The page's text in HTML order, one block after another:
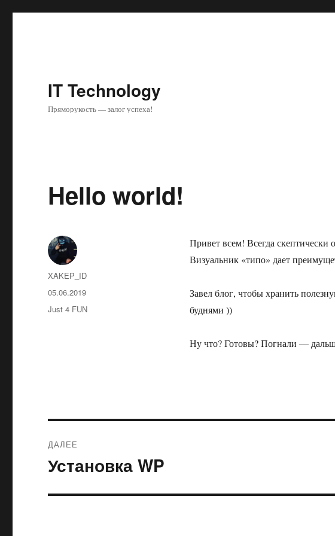
IT Technology
Пряморукость — залог успеха!
Hello world!
Привет всем! Всегда
Визуальник «типо» дает
Завел блог, чтобы хранить
буднями ))
Ну что? Готовы? Погнали —
Автор
XAKEP_ID
Опубликовано
05.06.2019
Рубрики
Just 4 FUN
по
ДАЛЕЕ
Следующая
Установка WP